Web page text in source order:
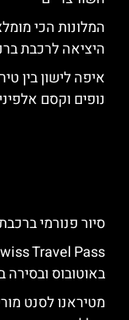
המלונות הכי
היציאה לרכבת
איפה לישון בין
נופים וקסם
סיור פנורמי
באוטובוס ובסירה
מטיראנו לסנט